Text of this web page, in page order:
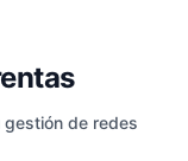
gestión de redes